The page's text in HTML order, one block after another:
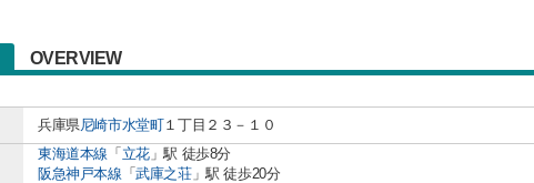
OVERVIEW
兵庫県尼崎市水堂町１丁目２３－１０
東海道本線 「 立花」駅 徒歩8分
阪急神戸本線 「武庫之荘」駅 徒歩20分